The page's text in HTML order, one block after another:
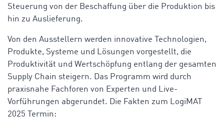
Steuerung von der Beschaffung über die Produktion bis
hin zu Auslieferung.
Von den Ausstellern werden innovative Technologien,
Produkte, Systeme und Lösungen vorgestellt, die
Produktivität und Wertschöpfung entlang der gesamten
Supply Chain steigern. Das Programm wird durch
praxisnahe Fachforen von Experten und Live-
Vorführungen abgerundet. Die Fakten zum LogiMAT
2025 Termin: